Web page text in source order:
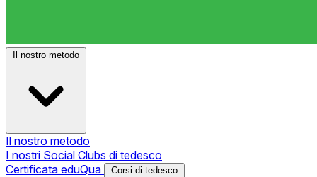
Il nostro metodo
Il nostro metodo
I nostri Social Clubs di tedesco
Certificata eduQua
Corsi di tedesco